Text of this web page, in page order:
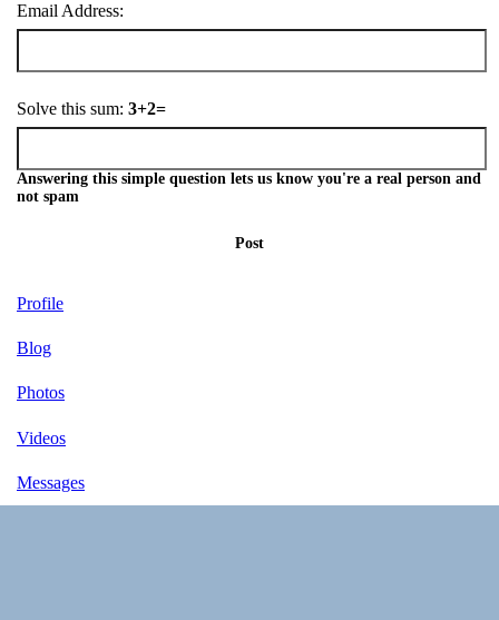
Email Address:
Solve this sum: 3+2=
Answering this simple question lets us know you're a real person and
not spam
Post
Profile
Blog
Photos
Videos
Messages